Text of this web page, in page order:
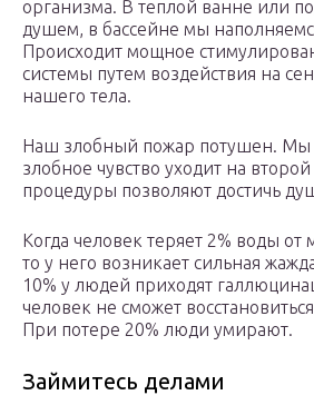
организма. В теплой ванне или
душем, в бассейне мы
Происходит мощное
системы путем воздействия на
нашего тела.
Наш злобный пожар потушен. Мы
злобное чувство уходит на
процедуры позволяют достичь
Когда человек теряет 2% воды от
то у него возникает сильная
10% у людей приходят
человек не сможет
При потере 20% люди умирают.
Займитесь делами